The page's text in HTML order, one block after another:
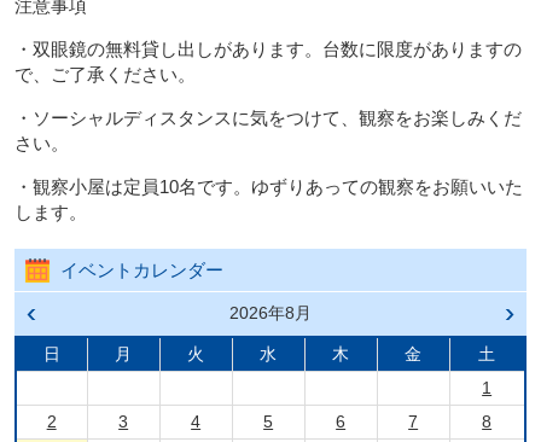
注意事項
・双眼鏡の無料貸し出しがあります。台数に限度がありますの
で、ご了承ください。
・ソーシャルディスタンスに気をつけて、観察をお楽しみくだ
さい。
・観察小屋は定員10名です。ゆずりあっての観察をお願いいた
します。
イベントカレンダー
前の
戻る
2026年8月
次の
進む
日 月 火 水 木 金
土
1
2
3 4 5 6 7
8